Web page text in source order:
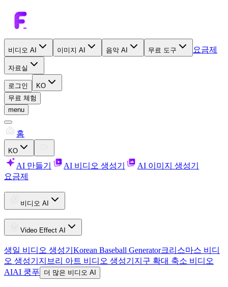
비디오 AI 이미지 AI 음악 AI 무료 도구 요금제
자료실
로그인
KO
무료 체험
menu
홈
KO
AI 만들기 AI 비디오 생성기
AI 이미지 생성기
요금제
비디오 AI
Video Effect AI
생일 비디오 생성기 Korean Baseball Generator크리스마스 비디
오 생성기 지브리 아트 비디오 생성기 지구 확대 축소 비디오
AIAI 쿵푸 더 많은 비디오 AI